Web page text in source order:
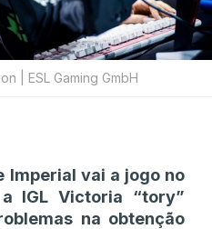
| ESL Gaming GmbH
Imperial vai a jogo no
IGL Victoria “tory”
na obtenção